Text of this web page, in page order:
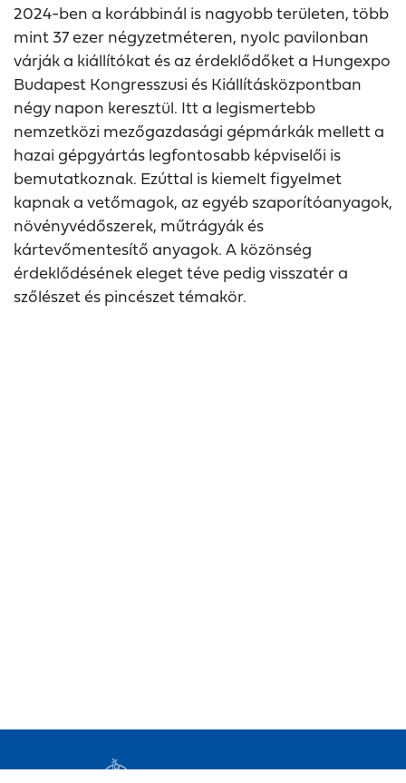
2024-ben a korábbinál is nagyobb területen, több
mint 37 ezer négyzetméteren, nyolc pavilonban
várják a kiállítókat és az érdeklődőket a Hungexpo
Budapest Kongresszusi és Kiállításközpontban
négy napon keresztül. Itt a legismertebb
nemzetközi mezőgazdasági gépmárkák mellett a
hazai gépgyártás legfontosabb képviselői is
bemutatkoznak. Ezúttal is kiemelt figyelmet
kapnak a vetőmagok, az egyéb szaporítóanyagok,
növényvédőszerek, műtrágyák és
kártevőmentesítő anyagok. A közönség
érdeklődésének eleget téve pedig visszatér a
szőlészet és pincészet témakör.